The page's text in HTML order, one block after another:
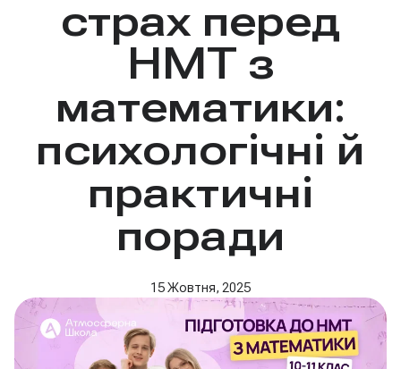
страх перед
НМТ з
математики:
психологічні й
практичні
поради
15 Жовтня, 2025